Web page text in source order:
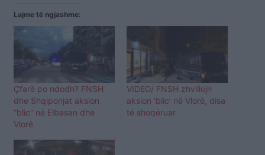
Lajme të ngjashme:
Çfarë po ndodh? FNSH
dhe Shqiponjat aksion
“blic” në Elbasan dhe
Vlorë
VIDEO/ FNSH zhvillojn
aksion ‘blic’ në Vlorë, disa
të shoqëruar